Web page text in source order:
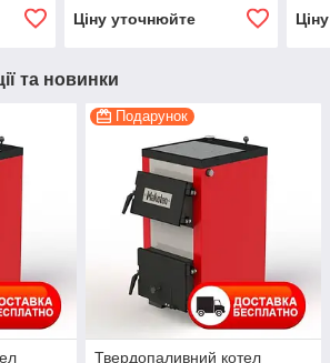
Ціну уточнюйте
та новинки
Подарунок
Твердопаливний котел